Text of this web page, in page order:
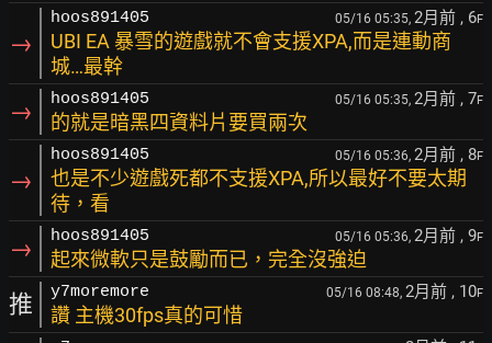
→
hoos891405 05/16 05:35, 2月前 , 6F
UBI EA 暴雪的遊戲就不會支援XPA,而是連動商
城…最幹
→ hoos891405 05/16 05:35, 2月前 , 7F
的就是暗黑四資料片要買兩次
→
hoos891405 05/16 05:36, 2月前 , 8F
也是不少遊戲死都不支援XPA,所以最好不要太期
待，看
→ hoos891405 05/16 05:36, 2月前 , 9F
起來微軟只是鼓勵而已，完全沒強迫
推 y7moremore 05/16 08:48, 2月前 , 10F
讚 主機30fps真的可惜